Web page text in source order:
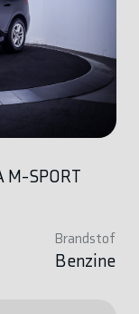
M-SPORT
Brandstof
Benzine